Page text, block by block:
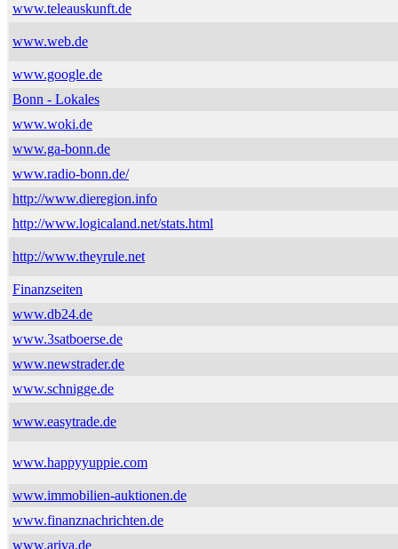
www.teleauskunft.de
www.web.de
www.google.de
Bonn - Lokales
www.woki.de
www.ga-bonn.de
www.radio-bonn.de/
http://www.dieregion.info
http://www.logicaland.net/stats.html
http://www.theyrule.net
Finanzseiten
www.db24.de
www.3satboerse.de
www.newstrader.de
www.schnigge.de
www.easytrade.de
www.happyyuppie.com
www.immobilien-auktionen.de
www.finanznachrichten.de
www.ariva.de